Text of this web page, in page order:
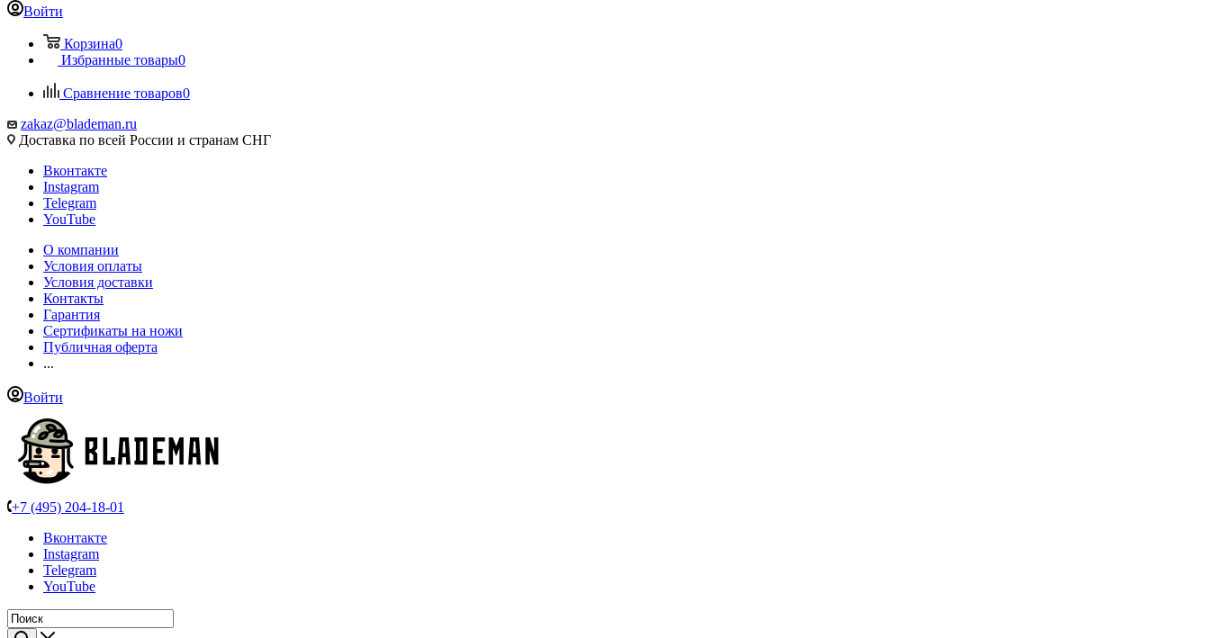
Войти
Корзина0
Избранные товары0
Сравнение товаров0
zakaz@blademan.ru
Доставка по всей России и странам СНГ
Вконтакте
Instagram
Telegram
YouTube
О компании
Условия оплаты
Условия доставки
Контакты
Гарантия
Сертификаты на ножи
Публичная оферта
...
Войти
+7 (495) 204-18-01
Вконтакте
Instagram
Telegram
YouTube